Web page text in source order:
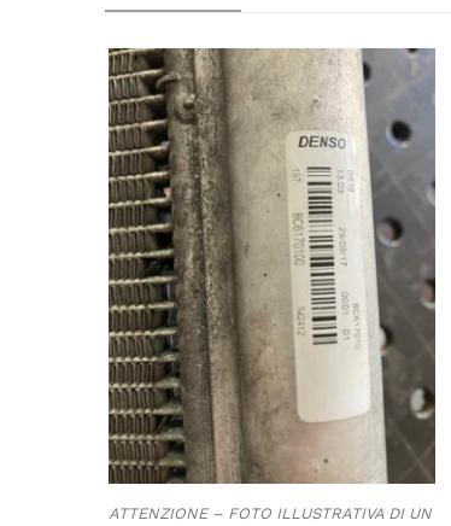
ATTENZIONE – FOTO ILLUSTRATIVA DI UN